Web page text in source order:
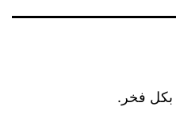
بكل فخر.